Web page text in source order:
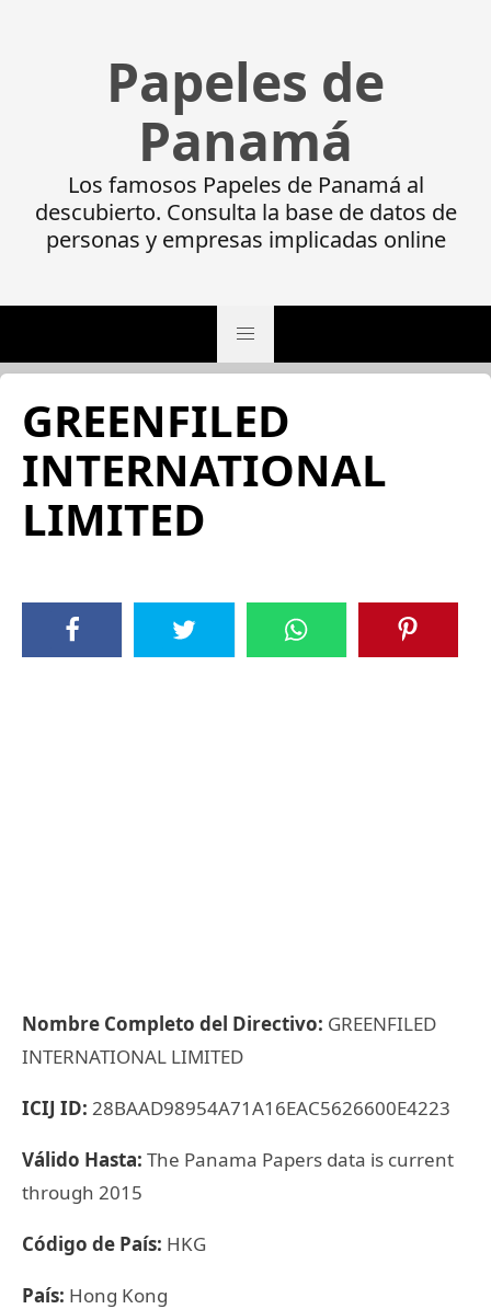
Papeles de
Panamá
Los famosos Papeles de Panamá al
descubierto. Consulta la base de datos de
personas y empresas implicadas online
GREENFILED
INTERNATIONAL
LIMITED
Nombre Completo del Directivo: GREENFILED
INTERNATIONAL LIMITED
ICIJ ID: 28BAAD98954A71A16EAC5626600E4223
Válido Hasta: The Panama Papers data is current
through 2015
Código de País: HKG
País: Hong Kong